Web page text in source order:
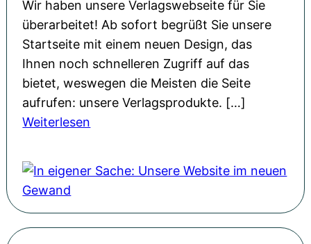
Wir haben unsere Verlagswebseite für Sie
überarbeitet! Ab sofort begrüßt Sie unsere
Startseite mit einem neuen Design, das
Ihnen noch schnelleren Zugriff auf das
bietet, weswegen die Meisten die Seite
aufrufen: unsere Verlagsprodukte. […]
Weiterlesen
e